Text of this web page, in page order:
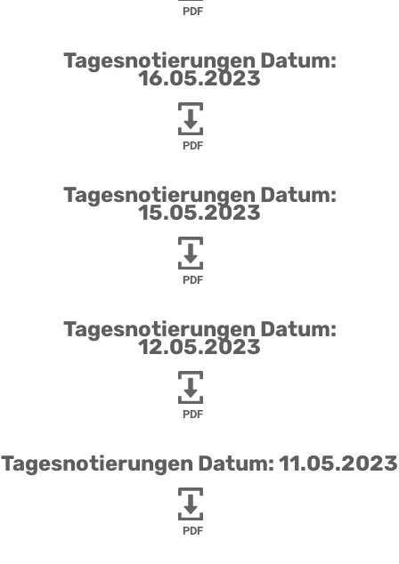
PDF
Tagesnotierungen Datum:
16.05.2023
PDF
Tagesnotierungen Datum:
15.05.2023
PDF
Tagesnotierungen Datum:
12.05.2023
PDF
Tagesnotierungen Datum: 11.05.2023
PDF